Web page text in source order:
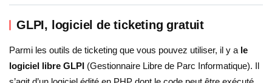
GLPI, logiciel de ticketing gratuit
Parmi les outils de ticketing que vous pouvez utiliser, il y a le
logiciel libre GLPI (Gestionnaire Libre de Parc Informatique). Il